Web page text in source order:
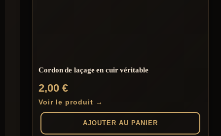
Cordon de laçage en cuir véritable
2,00 €
Voir le produit →
AJOUTER AU PANIER